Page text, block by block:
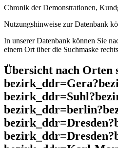
Chronik der Demonstrationen,
Nutzungshinweise zur Datenbank
In unserer Datenbank können Sie
einem Ort über die Suchmaske
Übersicht nach